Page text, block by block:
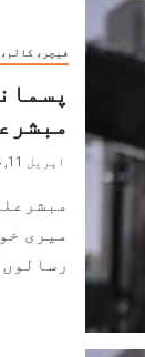
فیچر،
اپریل 11, 2024
میری